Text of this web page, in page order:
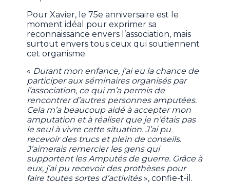
Pour Xavier, le 75e anniversaire est le
moment idéal pour exprimer sa
reconnaissance envers l’association, mais
surtout envers tous ceux qui soutiennent
cet organisme.
« Durant mon enfance, j’ai eu la chance de
participer aux séminaires organisés par
l’association, ce qui m’a permis de
rencontrer d’autres personnes amputées.
Cela m’a beaucoup aidé à accepter mon
amputation et à réaliser que je n’étais pas
le seul à vivre cette situation. J’ai pu
recevoir des trucs et plein de conseils.
J’aimerais remercier les gens qui
supportent les Amputés de guerre. Grâce à
eux, j’ai pu recevoir des prothèses pour
faire toutes sortes d’activités», confie-t-il.